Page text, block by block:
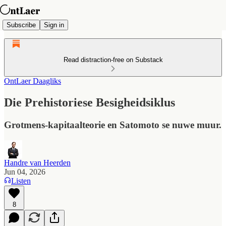
Subscribe Sign in
Read distraction-free on Substack
OntLaer Daagliks
Die Prehistoriese Besigheidsiklus
Grotmens-kapitaalteorie en Satomoto se nuwe muur.
Handre van Heerden
Jun 04, 2026
Listen
8